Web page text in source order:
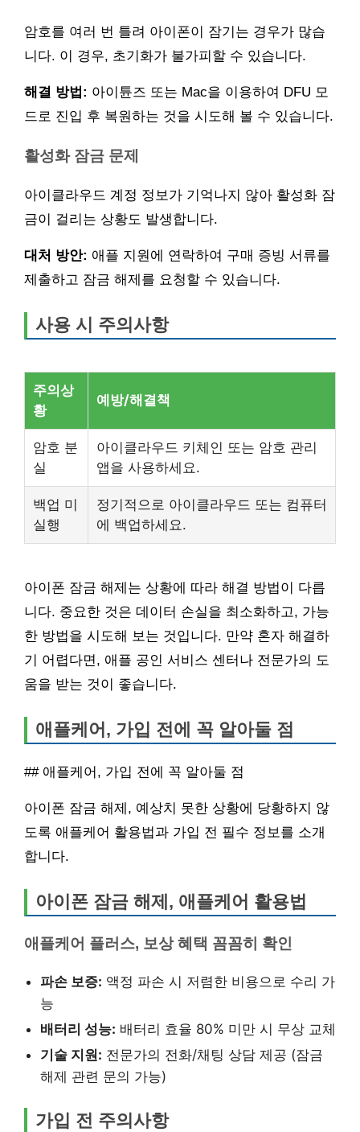
암호를 여러 번 틀려 아이폰이 잠기는 경우가 많습
니다. 이 경우, 초기화가 불가피할 수 있습니다.
해결 방법: 아이튠즈 또는 Mac을 이용하여 DFU 모
드로 진입 후 복원하는 것을 시도해 볼 수 있습니다.
활성화 잠금 문제
아이클라우드 계정 정보가 기억나지 않아 활성화 잠
금이 걸리는 상황도 발생합니다.
대처 방안: 애플 지원에 연락하여 구매 증빙 서류를
제출하고 잠금 해제를 요청할 수 있습니다.
사용 시 주의사항
주의상
황
예방/해결책
암호 분
실
아이클라우드 키체인 또는 암호 관리
앱을 사용하세요.
백업 미
실행
정기적으로 아이클라우드 또는 컴퓨터
에 백업하세요.
아이폰 잠금 해제는 상황에 따라 해결 방법이 다릅
니다. 중요한 것은 데이터 손실을 최소화하고, 가능
한 방법을 시도해 보는 것입니다. 만약 혼자 해결하
기 어렵다면, 애플 공인 서비스 센터나 전문가의 도
움을 받는 것이 좋습니다.
애플케어, 가입 전에 꼭 알아둘 점
## 애플케어, 가입 전에 꼭 알아둘 점
아이폰 잠금 해제, 예상치 못한 상황에 당황하지 않
도록 애플케어 활용법과 가입 전 필수 정보를 소개
합니다.
아이폰 잠금 해제, 애플케어 활용법
애플케어 플러스, 보상 혜택 꼼꼼히 확인
파손 보증: 액정 파손 시 저렴한 비용으로 수리 가
능
배터리 성능: 배터리 효율 80% 미만 시 무상 교체
기술 지원: 전문가의 전화/채팅 상담 제공 (잠금
해제 관련 문의 가능)
가입 전 주의사항